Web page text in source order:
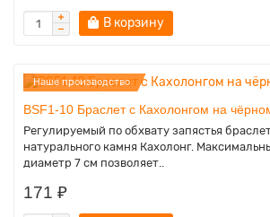
В корзину
Наше производство
BSF1-10 Браслет с Кахолонгом на
Регулируемый по обхвату запястья
натурального камня Кахолонг.
диаметр 7 см позволяет..
171 ₽